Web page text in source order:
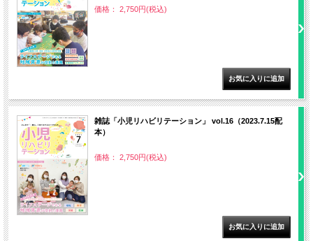
価格： 2,750円(税込)
雑誌「小児リハビリテーション」 vol.16（2023.7.15配
本）
価格： 2,750円(税込)